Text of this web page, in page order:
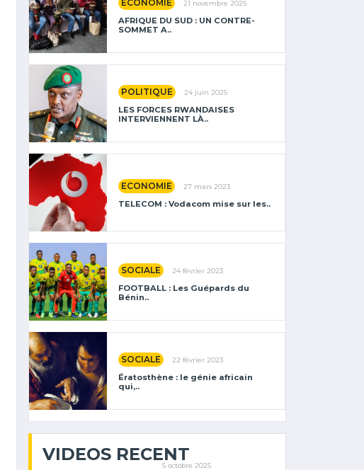
ECONOMIE 21 novembre 2025
AFRIQUE DU SUD : UN CONTRE-
SOMMET A..
POLITIQUE 24 juin 2025
LES FORCES RWANDAISES
INTERVIENNENT LÀ..
ECONOMIE 27 mars 2023
TELECOM : Vodacom mise sur les..
SOCIALE 24 février 2023
FOOTBALL : Les Guépards du
Bénin..
SOCIALE 22 février 2023
Ératosthène : le génie africain
qui,..
VIDEOS RECENT
5 octobre 2025